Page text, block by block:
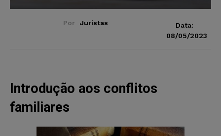
Por Juristas
Data:
08/05/2023
Introdução aos conflitos
familiares